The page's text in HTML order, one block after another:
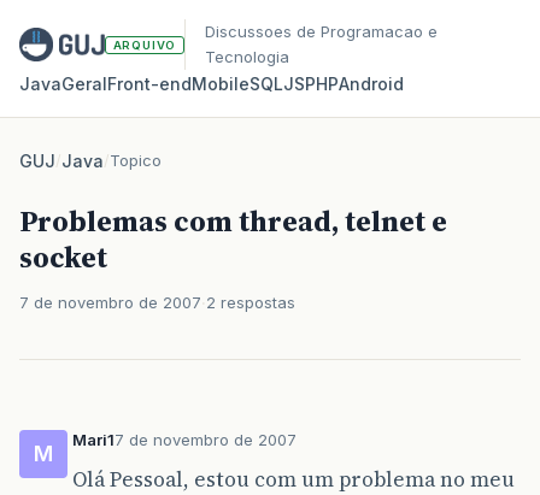
ARQUIVO
Discussoes de Programacao e
Tecnologia
JavaGeralFront‑endMobileSQLJSPHPAndroid
GUJ/Java/Topico
Problemas com thread, telnet e
socket
7 de novembro de 2007 2 respostas
M
Mari17 de novembro de 2007
Olá Pessoal, estou com um problema no meu